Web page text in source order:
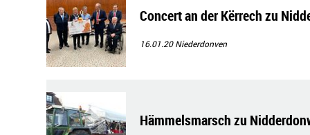
Concert an der Kërrech zu
16.01.20Niederdonven
Hämmelsmarsch zu